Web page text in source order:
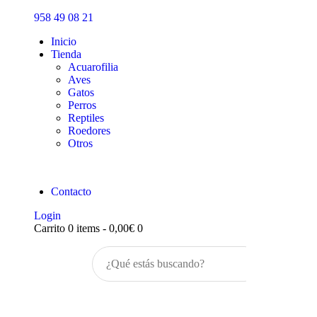
958 49 08 21
Inicio
Tienda
Acuarofilia
Aves
Gatos
Perros
Reptiles
Roedores
Otros
Contacto
Login
Carrito 0 items - 0,00€ 0
Inicio